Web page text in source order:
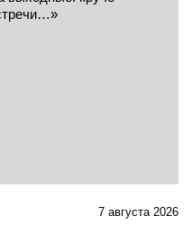
7 августа 2026